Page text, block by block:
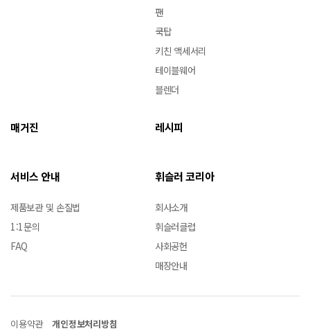
팬
쿡탑
키친 액세서리
테이블웨어
블렌더
매거진 레시피
서비스 안내
제품보관 및 손질법
1:1문의
FAQ
휘슬러 코리아
회사소개
휘슬러클럽
사회공헌
매장안내
이용약관
개인정보처리방침